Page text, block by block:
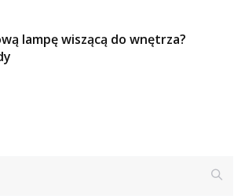
lampę wiszącą do wnętrza?